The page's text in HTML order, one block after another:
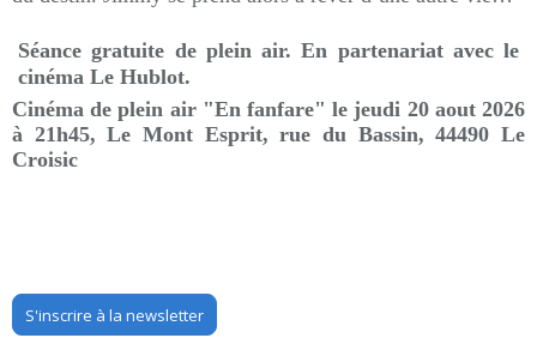
Séance gratuite de plein air. En partenariat avec le
cinéma Le Hublot.
Cinéma de plein air "En fanfare" le jeudi 20 aout 2026
à 21h45, Le Mont Esprit, rue du Bassin, 44490 Le
Croisic
S'inscrire à la newsletter